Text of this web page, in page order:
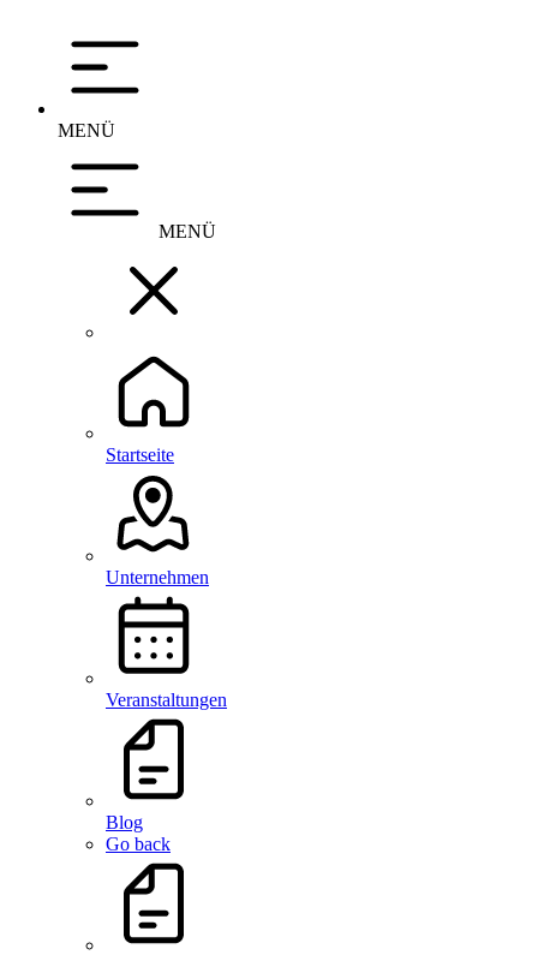
MENÜ
MENÜ
Startseite
Unternehmen
Veranstaltungen
Blog
Go back